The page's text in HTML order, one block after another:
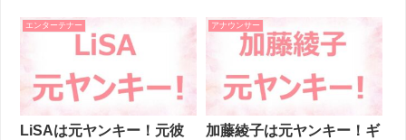
エンターテナー
LiSAは元ヤンキー！元彼
アナウンサー
加藤綾子は元ヤンキー！ギ